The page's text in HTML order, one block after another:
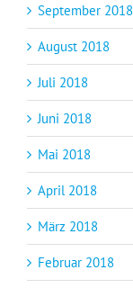
September 2018
August 2018
Juli 2018
Juni 2018
Mai 2018
April 2018
März 2018
Februar 2018